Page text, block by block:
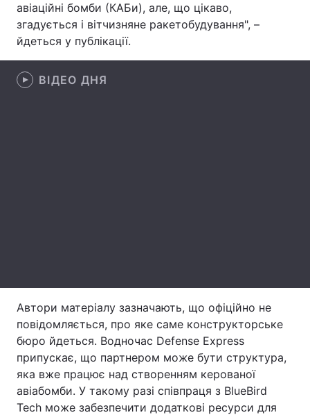
Відео з Youtube Статті
Інтерв'ю
Тема оформлення
авіаційні бомби (КАБи), але, що цікаво,
згадується і вітчизняне ракетобудування", –
йдеться у публікації.
ВІДЕО ДНЯ
Автори матеріалу зазначають, що офіційно не
повідомляється, про яке саме конструкторське
бюро йдеться. Водночас Defense Express
припускає, що партнером може бути структура,
яка вже працює над створенням керованої
авіабомби. У такому разі співпраця з BlueBird
Tech може забезпечити додаткові ресурси для